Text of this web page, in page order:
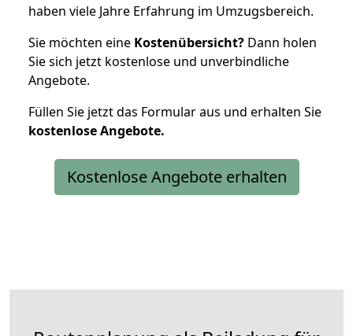
haben viele Jahre Erfahrung im Umzugsbereich.
Sie möchten eine Kostenübersicht? Dann holen
Sie sich jetzt kostenlose und unverbindliche
Angebote.
Füllen Sie jetzt das Formular aus und erhalten Sie
kostenloseAngebote.
Kostenlose Angebote erhalten